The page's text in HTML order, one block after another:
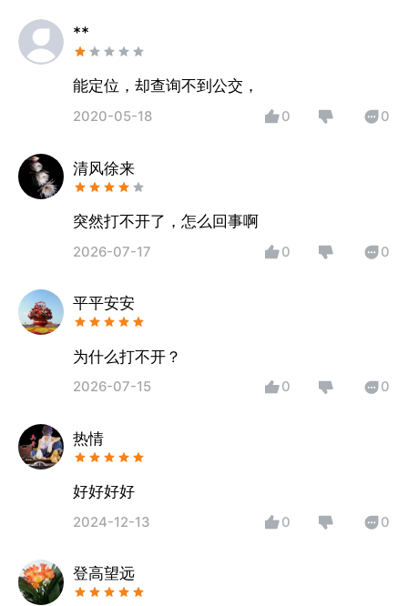
ㅤ**
能定位，却查询不到公交，
2020-05-18 0 0
清风徐来
突然打不开了，怎么回事啊
2026-07-17 0 0
平平安安
为什么打不开？
2026-07-15 0 0
热情
好好好好
2024-12-13 0 0
登高望远